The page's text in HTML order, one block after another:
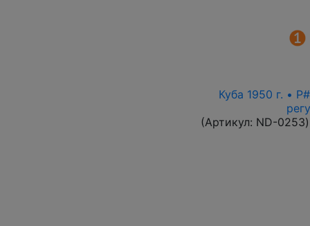
Куба 1950 г. •
(Артикул: ND-0253)